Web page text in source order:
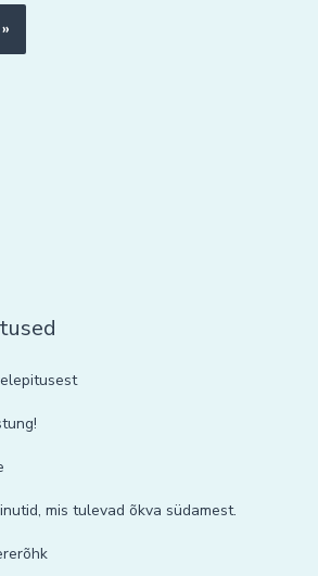
mis tulevad õkva südamest.